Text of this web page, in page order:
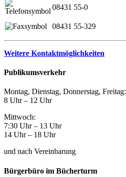
08431 55-0
08431 55-329
Weitere Kontaktmöglichkeiten
Publikumsverkehr
Montag, Dienstag, Donnerstag, Freitag:
8 Uhr – 12 Uhr
Mittwoch:
7:30 Uhr – 13 Uhr
14 Uhr – 18 Uhr
und nach Vereinbarung
Bürgerbüro im Bücherturm